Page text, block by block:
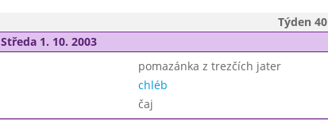
Týden 40
Středa 1. 10. 2003
pomazánka z trezčích jater
chléb
čaj